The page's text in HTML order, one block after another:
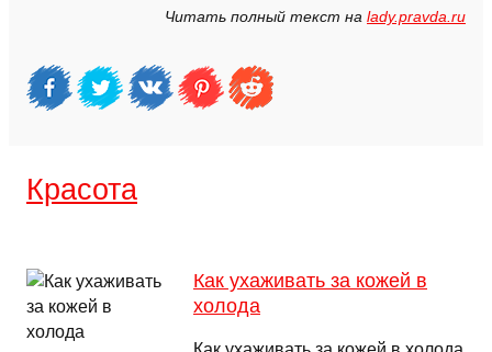
Читать полный текст на lady.pravda.ru
Красота
Как ухаживать за кожей в
холода